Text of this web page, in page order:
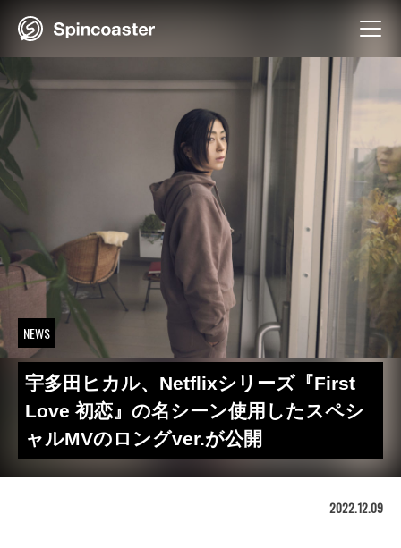
NEWS
宇多田ヒカル、Netflixシリーズ『First
Love 初恋』の名シーン使用したスペシ
ャルMVのロングver.が公開
2022.12.09